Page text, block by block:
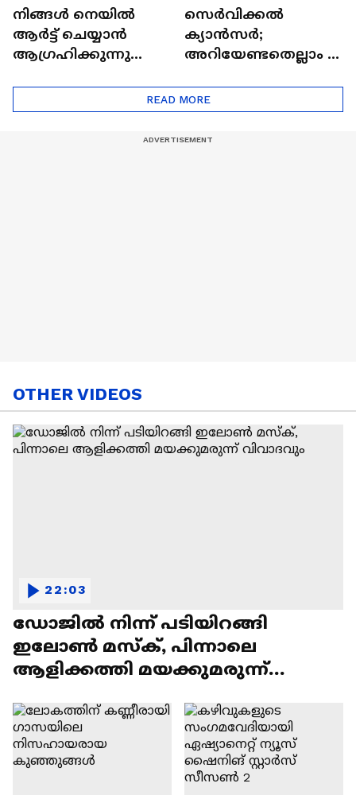
നിങ്ങൾ നെയിൽ
ആർട്ട് ചെയ്യാൻ
ആഗ്രഹിക്കുന്നുണ്ടോ
ട്രെൻഡിനെക്കുറിച്ച് |
Nail Art | Trends Cafe
സെർവിക്കൽ
ക്യാൻസർ;
അറിയേണ്ടതെല്ലാം |
Cancer
READ MORE
OTHER VIDEOS
ഡോജിൽ നിന്ന് പടിയിറങ്ങി
ഇലോൺ മസ്ക്, പിന്നാലെ
ആളിക്കത്തി മയക്കുമരുന്ന്
22:03